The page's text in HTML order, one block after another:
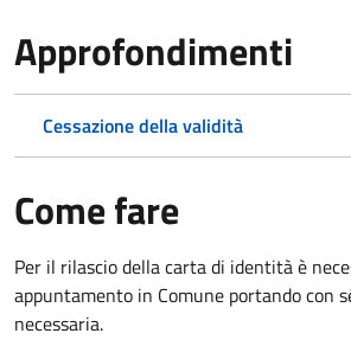
Approfondimenti
Cessazione della validità
Come fare
Per il rilascio della carta di identità è
appuntamento in Comune portando con
necessaria.